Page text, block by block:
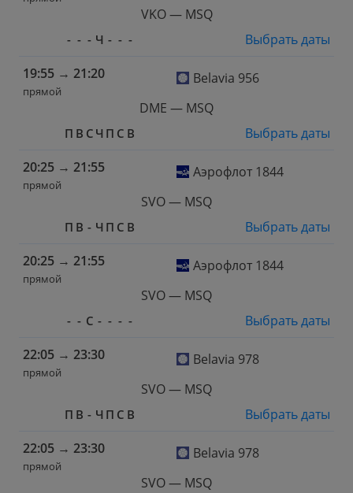
VKO — MSQ
- - - Ч - - -
Выбрать даты
19:55 → 21:20
прямой
Belavia 956
DME — MSQ
П В С Ч П С В
Выбрать даты
20:25 → 21:55
прямой
Аэрофлот 1844
SVO — MSQ
П В - Ч П С В
Выбрать даты
20:25 → 21:55
прямой
Аэрофлот 1844
SVO — MSQ
- - С - - - -
Выбрать даты
22:05 → 23:30
прямой
Belavia 978
SVO — MSQ
П В - Ч П С В
Выбрать даты
22:05 → 23:30
прямой
Belavia 978
SVO — MSQ